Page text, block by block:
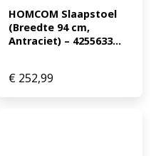
HOMCOM Slaapstoel
(Breedte 94 cm,
Antraciet) – 4255633...
€ 252,99